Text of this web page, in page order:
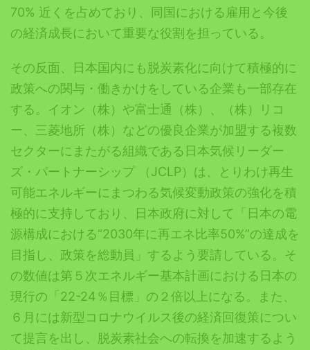
70% 近くを占めており、同国における雇用と今後
の経済成長において重要な役割を担っている。
その反面、日本国内にも脱炭素化に向けて積極的に
政策への関与・働きかけをしている企業も一部存在
する。イオン（株）や富士通（株）、（株）リコ
ー、三菱地所（株）などの優良企業が加盟する複数
セクターにまたがる組織である日本気候リーダー
ズ・パートナーシップ （JCLP）は、とりわけ再生
可能エネルギーにまつわる気候変動政策の強化を積
極的に支持しており、日本政府に対して「日本の電
源構成における“2030年に再エネ比率50%”の達成を
目指し、政策を総動員」するよう要請している。そ
の数値は第５次エネルギー基本計画における日本の
現行の「22-24％目標」の２倍以上になる。また、
６月には新型コロナウイルス後の経済回復策につい
て提言を出し、脱炭素社会への転換を加速するよう